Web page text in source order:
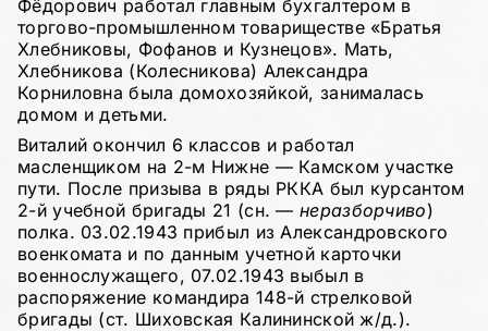
Фёдорович работал главным бухгалтером в
торгово-промышленном товариществе «Братья
Хлебниковы, Фофанов и Кузнецов». Мать,
Хлебникова (Колесникова) Александра
Корниловна была домохозяйкой, занималась
домом и детьми.
Виталий окончил 6 классов и работал
масленщиком на 2-м Нижне — Камском участке
пути. После призыва в ряды РККА был курсантом
2-й учебной бригады 21 (сн. —неразборчиво)
полка. 03.02.1943 прибыл из Александровского
военкомата и по данным учетной карточки
военнослужащего, 07.02.1943 выбыл в
распоряжение командира 148-й стрелковой
бригады (ст. Шиховская Калининской ж/д.).